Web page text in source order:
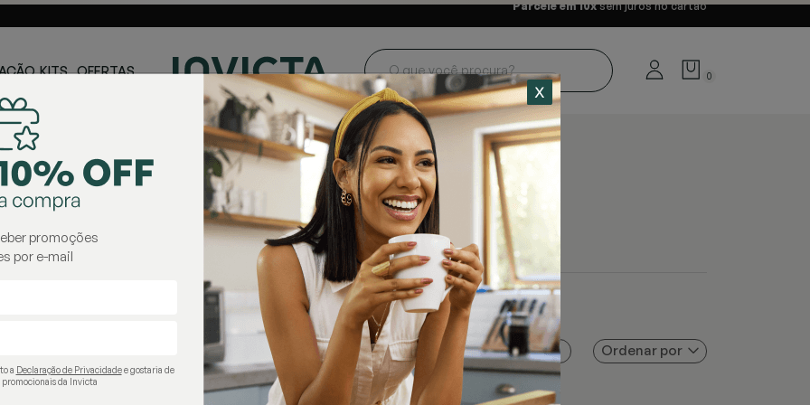
e Centro-
Loja oficialInvicta® no Brasil Parcele em 10xsem juros no cartão
KITS OFERTAS 0
potes de vidro
Filtros Ordenar por
promoções
por e-mail
a Declaração de Privacidadee gostaria de
da Invicta